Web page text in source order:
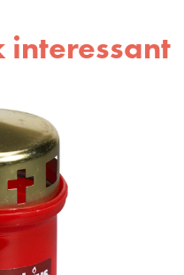
interessant